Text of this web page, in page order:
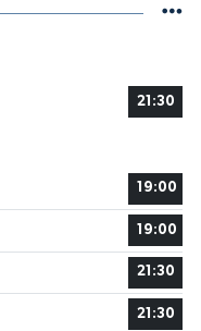
21:30
19:00
19:00
21:30
21:30